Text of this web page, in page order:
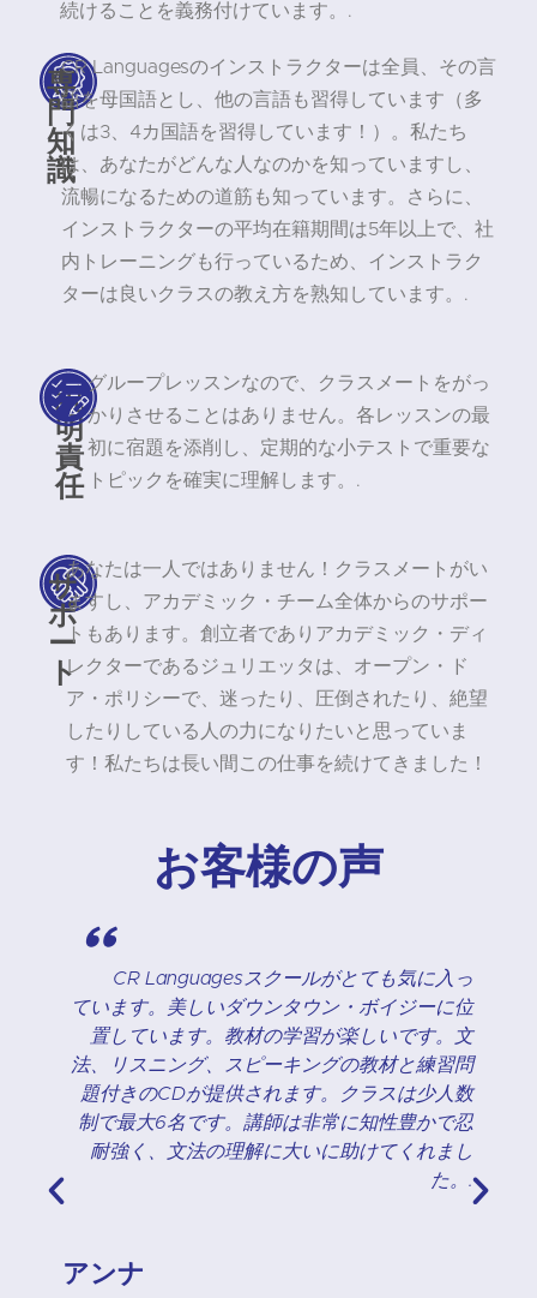
続けることを義務付けています。.
専
門
知
識
CR Languagesのインストラクターは全員、その言
語を母国語とし、他の言語も習得しています（多
くは3、4カ国語を習得しています！）。私たち
は、あなたがどんな人なのかを知っていますし、
流暢になるための道筋も知っています。さらに、
インストラクターの平均在籍期間は5年以上で、社
内トレーニングも行っているため、インストラク
ターは良いクラスの教え方を熟知しています。.
説
明
責
任
グループレッスンなので、クラスメートをがっ
かりさせることはありません。各レッスンの最
初に宿題を添削し、定期的な小テストで重要な
トピックを確実に理解します。.
サ
ポ
ー
ト
あなたは一人ではありません！クラスメートがい
ますし、アカデミック・チーム全体からのサポー
トもあります。創立者でありアカデミック・ディ
レクターであるジュリエッタは、オープン・ド
ア・ポリシーで、迷ったり、圧倒されたり、絶望
したりしている人の力になりたいと思っていま
す！私たちは長い間この仕事を続けてきました！
お客様の声
" CR Languagesスクールがとても気に入っ
ています。美しいダウンタウン・ボイジーに位
置しています。教材の学習が楽しいです。文
法、リスニング、スピーキングの教材と練習問
題付きのCDが提供されます。クラスは少人数
制で最大6名です。講師は非常に知性豊かで忍
耐強く、文法の理解に大いに助けてくれまし
た。.
アンナ